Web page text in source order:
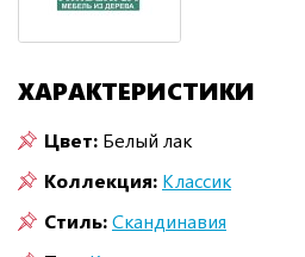
ХАРАКТЕРИСТИКИ
Цвет: Белый лак
Коллекция: Классик
Стиль:Скандинавия